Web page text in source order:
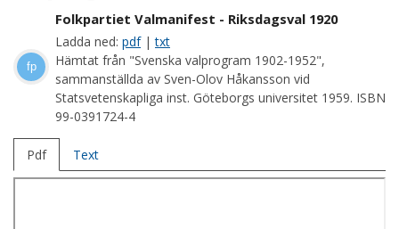
fp
Folkpartiet Valmanifest - Riksdagsval 1920
Ladda ned: pdf|txt
Hämtat från "Svenska valprogram 1902-1952",
sammanställda av Sven-Olov Håkansson vid
Statsvetenskapliga inst. Göteborgs universitet 1959. ISBN
99-0391724-4
Pdf Text